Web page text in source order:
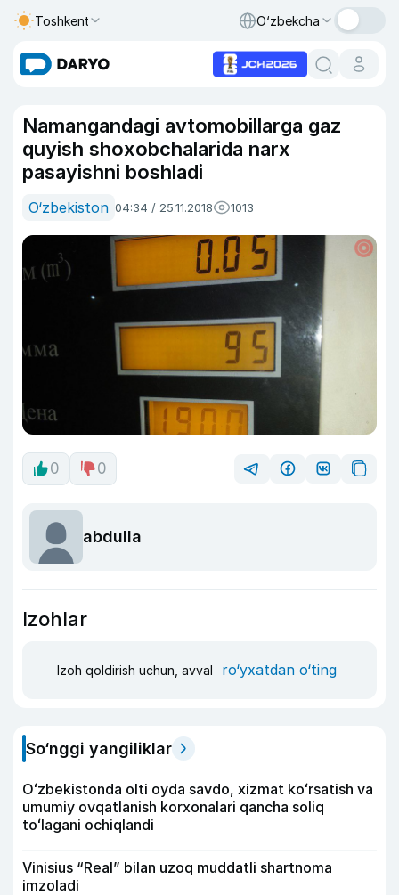
Toshkent O‘zbekcha
Namangandagi avtomobillarga gaz
quyish shoxobchalarida narx
pasayishni boshladi
O‘zbekiston 04:34 / 25.11.2018 1013
0 0
abdulla
Izohlar
Izoh qoldirish uchun, avval ro‘yxatdan o‘ting
So‘nggi yangiliklar
Oʻzbekistonda olti oyda savdo, xizmat koʻrsatish va
umumiy ovqatlanish korxonalari qancha soliq
toʻlagani ochiqlandi
Vinisius “Real” bilan uzoq muddatli shartnoma
imzoladi